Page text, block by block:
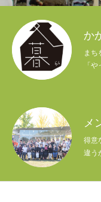
か
まち
「
メ
得意
違う